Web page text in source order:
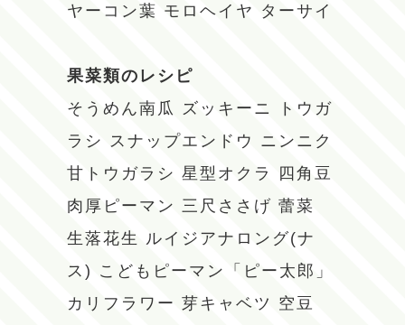
ヤーコン葉 モロヘイヤ ターサイ
果菜類のレシピ
そうめん南瓜
ズッキーニ
トウガ
ラシ
スナップエンドウ ニンニク
甘トウガラシ 星型オクラ
四角豆
肉厚ピーマン 三尺ささげ 蕾菜
生落花生
ルイジアナロング(ナ
ス) こどもピーマン「ピー太郎」
カリフラワー 芽キャベツ 空豆